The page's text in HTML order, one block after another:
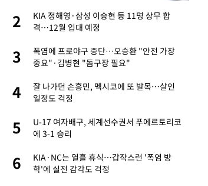
2
KIA 정해영·삼성 이승현 등 11명 상무 합
격…12월 입대 예정
3
폭염에 프로야구 중단…오승환 "안전 가장
중요"·김병현 "돔구장 필요"
4
잘 나가던 손흥민, 멕시코에 또 발목…살인
일정도 걱정
5
U-17 여자배구, 세계선수권서 푸에르토리코
에 3-1 승리
6
KIA·NC는 열흘 휴식…갑작스런 '폭염 방
학'에 실전 감각도 걱정